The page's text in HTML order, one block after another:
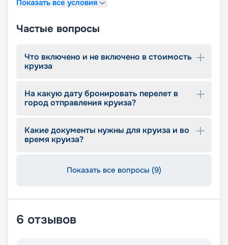
аксессуары;
приготавливаются руками-манипуляторами, а
заказ можно сделать через iPad.
Показать все условия
Частые вопросы
Что включено и не включено в стоимость
круиза
На какую дату бронировать перелет в
город отправления круиза?
Какие документы нужны для круиза и во
время круиза?
Показать все вопросы (9)
6 отзывов